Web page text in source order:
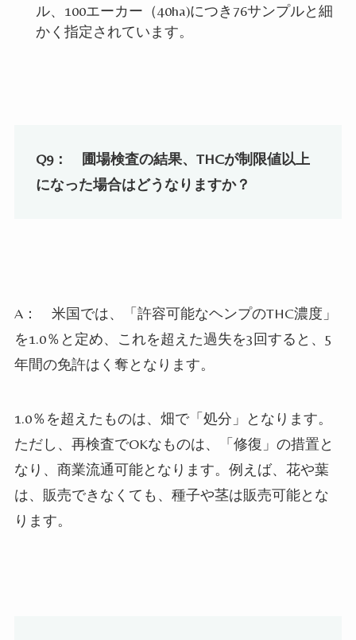
ル、 100エーカー（40ha)につき76サンプルと細
かく指定されています。
Q9： 圃場検査の結果、 THCが制限値以上
になった場合はどうなりますか？
A： 米国では、「許容可能なヘンプのTHC濃度」
を1.0％と定め、これを超えた過失を3 回すると、 5
年間の免許はく奪となります。
1.0％を超えたものは、畑で「処分」となります。
ただし、再検査でOKなものは、「修復」の措置と
なり、商業流通可能となります。例えば、花や葉
は、販売できなくても、種子や茎は販売可能とな
ります。